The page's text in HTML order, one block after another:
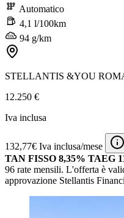
Automatico
4,1 l/100km
94 g/km
STELLANTIS &YOU
12.250 €
Iva inclusa
132,77€ Iva inclusa/mese
TAN FISSO 8,35% TAEG
96 rate mensili. L'offerta è
approvazione Stellantis